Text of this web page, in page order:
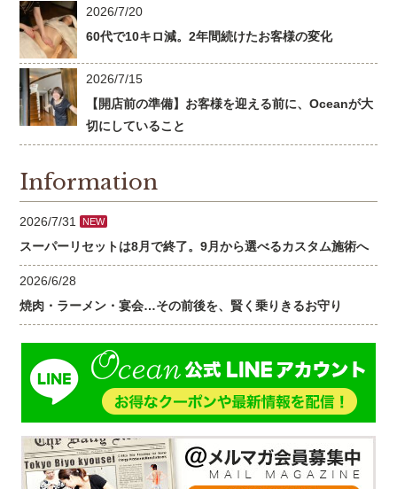
2026/7/20
60代で10キロ減。2年間続けたお客様の変化
2026/7/15
【開店前の準備】お客様を迎える前に、Oceanが大
切にしていること
Information
2026/7/31 NEW
スーパーリセットは8月で終了。9月から選べるカスタム施術へ
2026/6/28
焼肉・ラーメン・宴会…その前後を、賢く乗りきるお守り